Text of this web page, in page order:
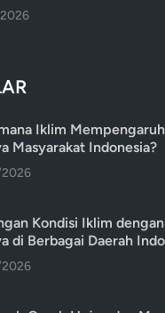
Iklim
Masyarakat Indonesia?
Kondisi Iklim
di Berbagai Daerah